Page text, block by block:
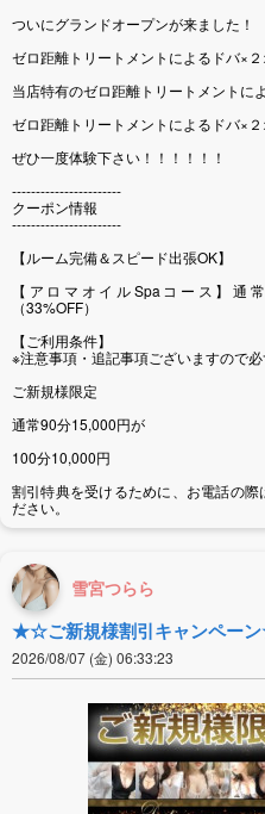
ついにグランドオープンが来ました！
ゼロ距離トリートメントによるドバ×
当店特有のゼロ距離トリートメントに
ゼロ距離トリートメントによるドバ×
ぜひ一度体験下さい！！！！！！
-----------------------
クーポン情報
-----------------------
【ルーム完備＆スピード出張OK】
【アロマオイルSpaコース】通
（33%OFF）
【ご利用条件】
※注意事項・追記事項ございますので
ご新規様限定
通常90分15,000円が
100分10,000円
割引特典を受けるために、お電話の
ださい。
雪宮つらら
★☆ご新規様割引キャンペー
2026/08/07 (金) 06:33:23